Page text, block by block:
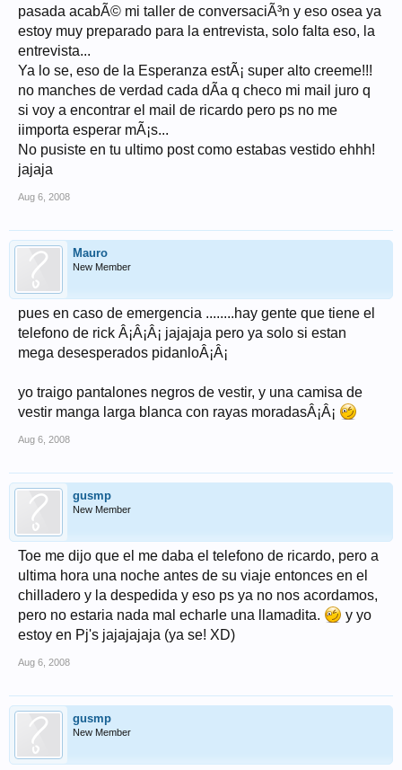
pasada acabÃ© mi taller de conversaciÃ³n y eso osea ya
estoy muy preparado para la entrevista, solo falta eso, la
entrevista...
Ya lo se, eso de la Esperanza estÃ¡ super alto creeme!!!
no manches de verdad cada dÃ­a q checo mi mail juro q
si voy a encontrar el mail de ricardo pero ps no me
iimporta esperar mÃ¡s...
No pusiste en tu ultimo post como estabas vestido ehhh!
jajaja
Aug 6, 2008
Mauro
New Member
pues en caso de emergencia ........hay gente que tiene el
telefono de rick Â¡Â¡Â¡ jajajaja pero ya solo si estan
mega desesperados pidanloÂ¡Â¡
yo traigo pantalones negros de vestir, y una camisa de
vestir manga larga blanca con rayas moradasÂ¡Â¡
Aug 6, 2008
gusmp
New Member
Toe me dijo que el me daba el telefono de ricardo, pero a
ultima hora una noche antes de su viaje entonces en el
chilladero y la despedida y eso ps ya no nos acordamos,
pero no estaria nada mal echarle una llamadita.
y yo
estoy en Pj's jajajajaja (ya se! XD)
Aug 6, 2008
gusmp
New Member